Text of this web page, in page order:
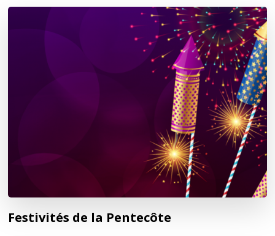
Festivités de la Pentecôte